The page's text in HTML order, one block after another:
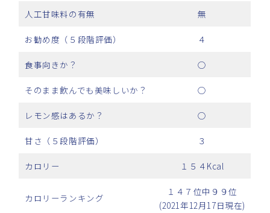
人工甘味料の有無 無
お勧め度（５段階評価） ４
食事向きか？ ○
そのまま飲んでも美味しいか？ ○
レモン感はあるか？ ○
甘さ（５段階評価） ３
カロリー １５４Kcal
カロリーランキング
１４７位中９９位
(2021年12月17日現在)